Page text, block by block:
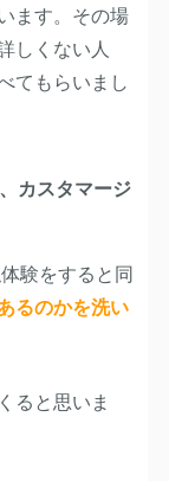
ます。その場
しくない人
てもらいまし
カスタマージ
験をすると同
るのかを洗い
ると思いま